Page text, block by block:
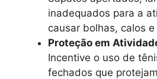
inadequados para a
causar bolhas, calos
Proteção em
Incentive o uso de
fechados que